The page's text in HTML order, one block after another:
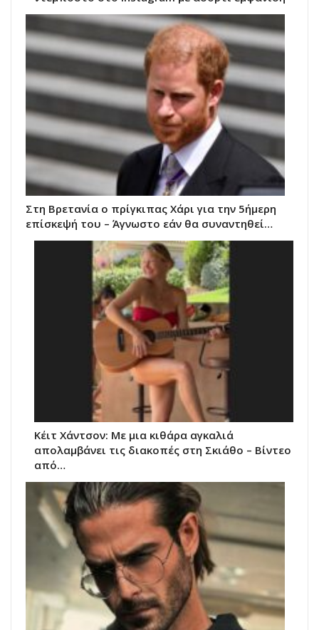
Στη Βρετανία ο πρίγκιπας Χάρι για την 5ήμερη
επίσκεψή του – Άγνωστο εάν θα συναντηθεί…
Κέιτ Χάντσον: Με μια κιθάρα αγκαλιά
απολαμβάνει τις διακοπές στη Σκιάθο – Βίντεο
από…